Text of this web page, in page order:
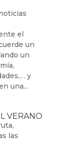
el
un
un
y
una...
VERANO
las